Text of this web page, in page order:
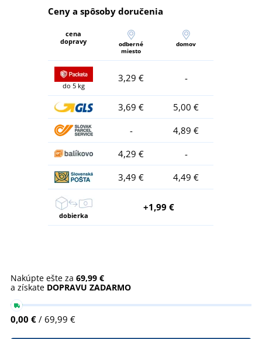
Ceny a spôsoby doručenia
cena
dopravy
odberné
miesto
domov
do 5 kg
3,29 € -
3,69 €
5,00 €
-
4,89 €
4,29 €
-
3,49 €
4,49 €
dobierka
+1,99 €
Nakúpte ešte za 69,99 €
a získate DOPRAVU ZADARMO
0,00 € / 69,99 €